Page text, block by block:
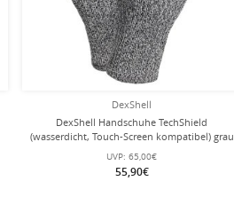
DexShell
DexShell Handschuhe TechShield
(wasserdicht, Touch-Screen kompatibel) grau
UVP: 65,00€
55,90€